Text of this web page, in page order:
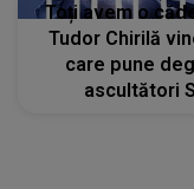
Toți avem o
Tudor Chirilă
care pune
ascultători